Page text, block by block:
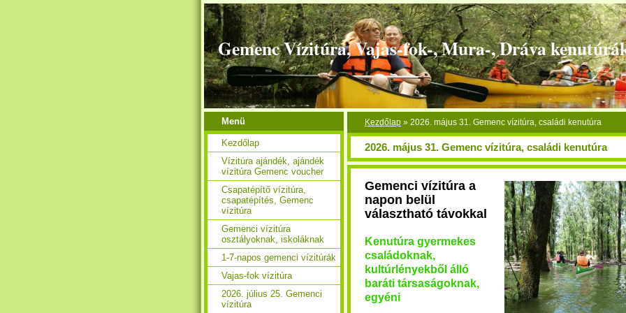
Gemenc Vízitúra, Vajas-fok-, Mura-, Dráva
Kezdőlap » 2026. május 31. Gemenc vízitúra, családi kenutúra
2026. május 31. Gemenc vízitúra, családi kenutúra
Gemenci vízitúra a
napon belül
választható távokkal
Kenutúra gyermekes
családoknak,
kultúrlényekből álló
baráti társaságoknak,
egyéni
Menü
Kezdőlap
Vízitúra ajándék, ajándék
vízitúra Gemenc voucher
Csapatépítő vízitúra,
csapatépítés, Gemenc
vízitúra
Gemenci vízitúra
osztályoknak, iskoláknak
1-7-napos gemenci vízitúrák
Vajas-fok vízitúra
2026. július 25. Gemenci
vízitúra